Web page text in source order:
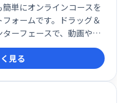
単にオンラインコースを
ォームです。ドラッグ＆
ーフェースで、動画やク
、プロフェッショナルなコ
由度と柔軟性を備え、幅
す。多くの利用者に支持さ
を始める最適な選択肢で
見る